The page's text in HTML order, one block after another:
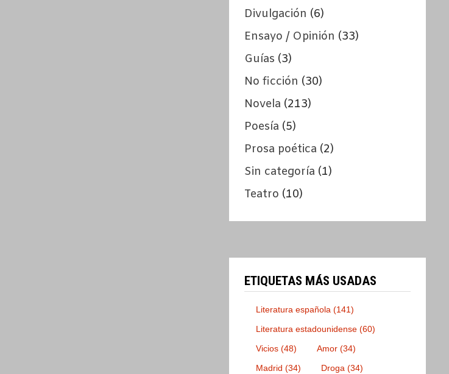
Divulgación (6)
Ensayo / Opinión (33)
Guías (3)
No ficción (30)
Novela (213)
Poesía (5)
Prosa poética (2)
Sin categoría (1)
Teatro (10)
ETIQUETAS MÁS USADAS
Literatura española (141)
Literatura estadounidense (60)
Vicios (48) Amor (34)
Madrid (34) Droga (34)